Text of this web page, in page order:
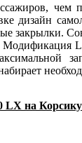
дизайн
закрылки.
LX на Корсику